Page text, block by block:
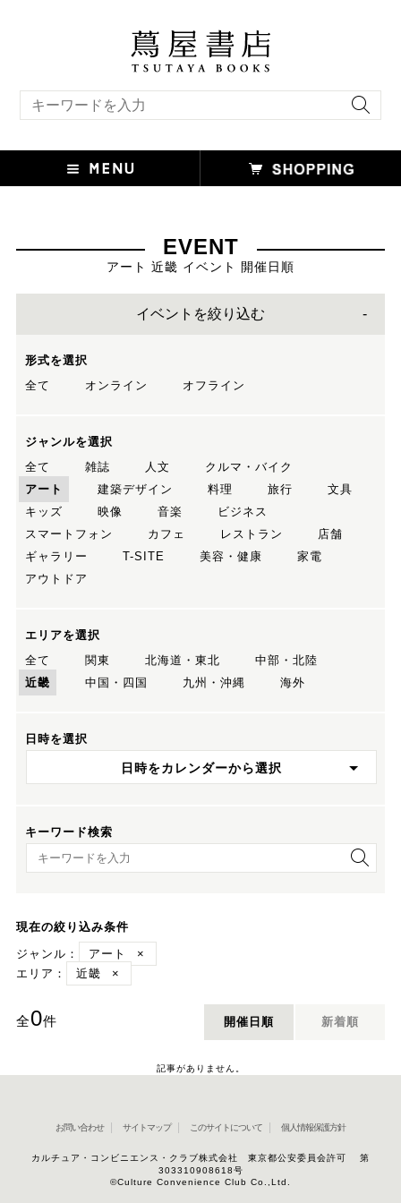
EVENT
アート 近畿 イベント 開催日順
イベントを絞り込む
形式を選択
全て
オンライン オフライン
ジャンルを選択
全て
雑誌 人文
クルマ・バイク
アート
建築デザイン 料理 旅行
文具
キッズ
映像 音楽
ビジネス
スマートフォン
カフェ レストラン
店舗
ギャラリー
T-SITE 美容・健康
家電
アウトドア
エリアを選択
全て
関東 北海道・東北
中部・北陸
近畿
中国・四国 九州・沖縄 海外
日時を選択
日時をカレンダーから選択
キーワード検索
キーワード検索
現在の絞り込み条件
ジャンル：
アート
×
エリア：
近畿 ×
全0件 開催日順 新着順
記事がありません。
お問い合わせ サイトマップ このサイトについて 個人情報保護方針
カルチュア・コンビニエンス・クラブ株式会社 東京都公安委員会許可 第
303310908618号
©Culture Convenience Club Co.,Ltd.